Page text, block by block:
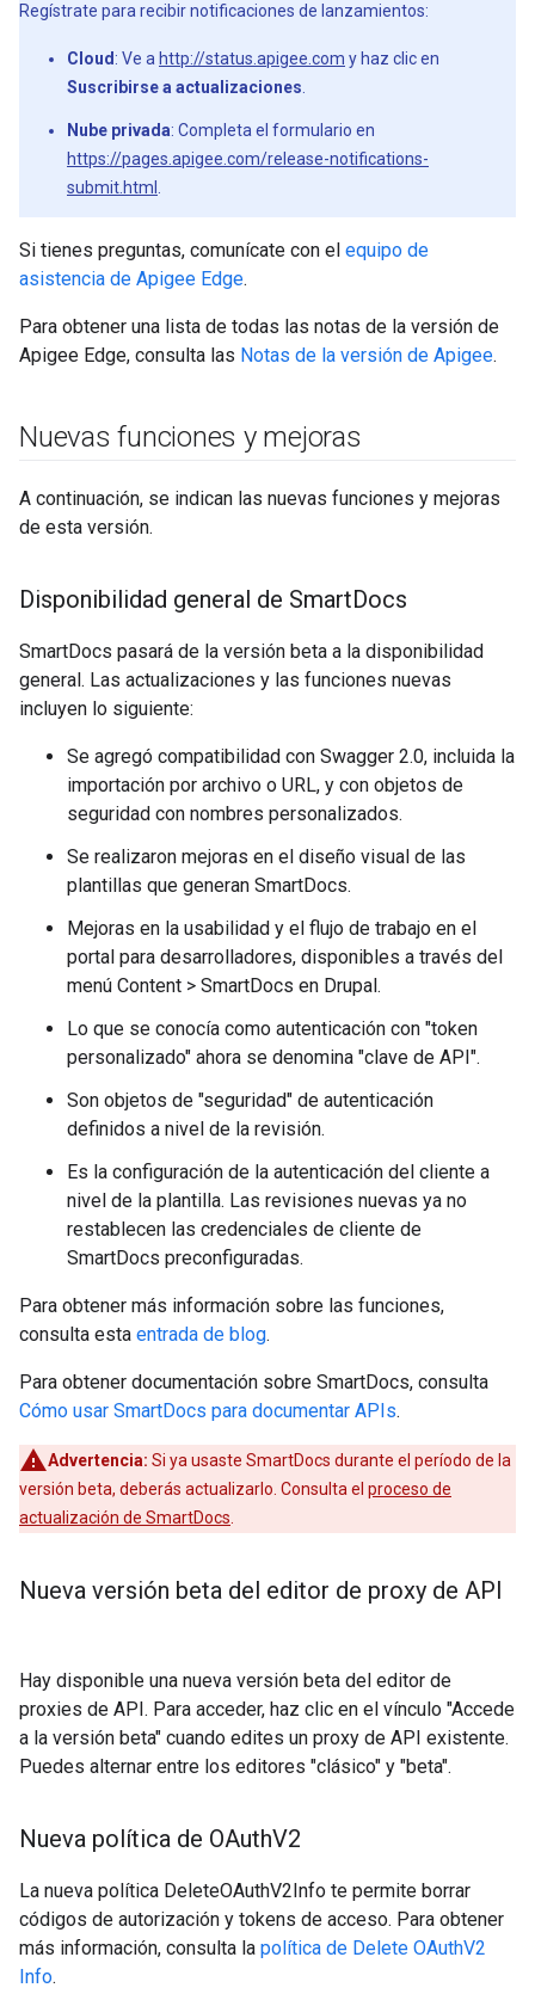
Regístrate para recibir notificaciones de lanzamientos:
Cloud : Ve a http://status.apigee.com y haz clic en
Suscribirse a actualizaciones
Nube privada: Completa el formulario en
https://pages.apigee.com/release-notifications-
submit.html
Si tienes preguntas, comunícate con el equipo de
asistencia de Apigee Edge.
Para obtener una lista de todas las notas de la versión de
Apigee Edge, consulta las Notas de la versión de Apigee.
Nuevas funciones y mejoras
A continuación, se indican las nuevas funciones y mejoras
de esta versión.
Disponibilidad general de SmartDocs
SmartDocs pasará de la versión beta a la disponibilidad
general. Las actualizaciones y las funciones nuevas
incluyen lo siguiente:
Se agregó compatibilidad con Swagger 2.0, incluida la
importación por archivo o URL, y con objetos de
seguridad con nombres personalizados.
Se realizaron mejoras en el diseño visual de las
plantillas que generan SmartDocs.
Mejoras en la usabilidad y el flujo de trabajo en el
portal para desarrolladores, disponibles a través del
menú Content > SmartDocs en Drupal.
Lo que se conocía como autenticación con "token
personalizado" ahora se denomina "clave de API".
Son objetos de "seguridad" de autenticación
definidos a nivel de la revisión.
Es la configuración de la autenticación del cliente a
nivel de la plantilla. Las revisiones nuevas ya no
restablecen las credenciales de cliente de
SmartDocs preconfiguradas.
Para obtener más información sobre las funciones,
consulta esta entrada de blog.
Para obtener documentación sobre SmartDocs, consulta
Cómo usar SmartDocs para documentar APIs.
Advertencia: Si ya usaste SmartDocs durante el período de la
versión beta, deberás actualizarlo. Consulta el proceso de
actualización de SmartDocs
Nueva versión beta del editor de proxy de API
Hay disponible una nueva versión beta del editor de
proxies de API. Para acceder, haz clic en el vínculo "Accede
a la versión beta" cuando edites un proxy de API existente.
Puedes alternar entre los editores "clásico" y "beta".
Nueva política de OAuthV2
La nueva política DeleteOAuthV2Info te permite borrar
códigos de autorización y tokens de acceso. Para obtener
más información, consulta la política de Delete OAuthV2
Info.